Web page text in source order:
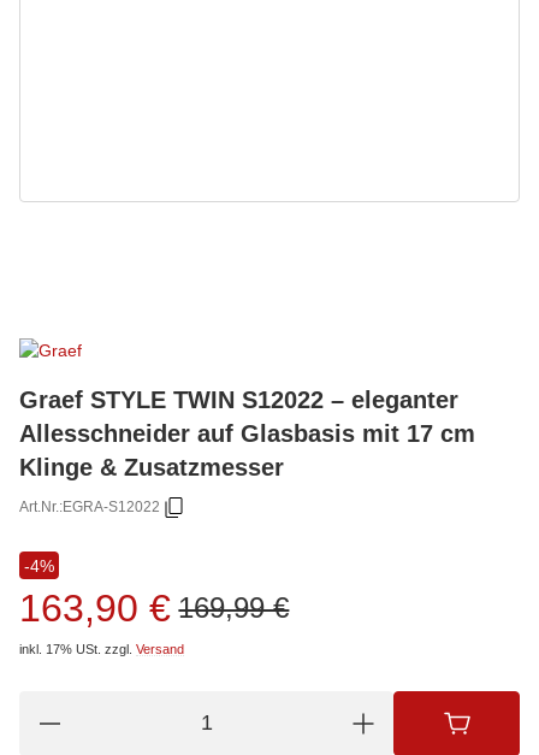
Graef STYLE TWIN S12022 – eleganter
Allesschneider auf Glasbasis mit 17 cm
Klinge & Zusatzmesser
Art.Nr.:EGRA-S12022
-4%
163,90 € 169,99 €
inkl. 17% USt. zzgl. Versand